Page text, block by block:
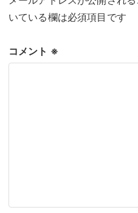
いている欄は必須項目です
コメント ※